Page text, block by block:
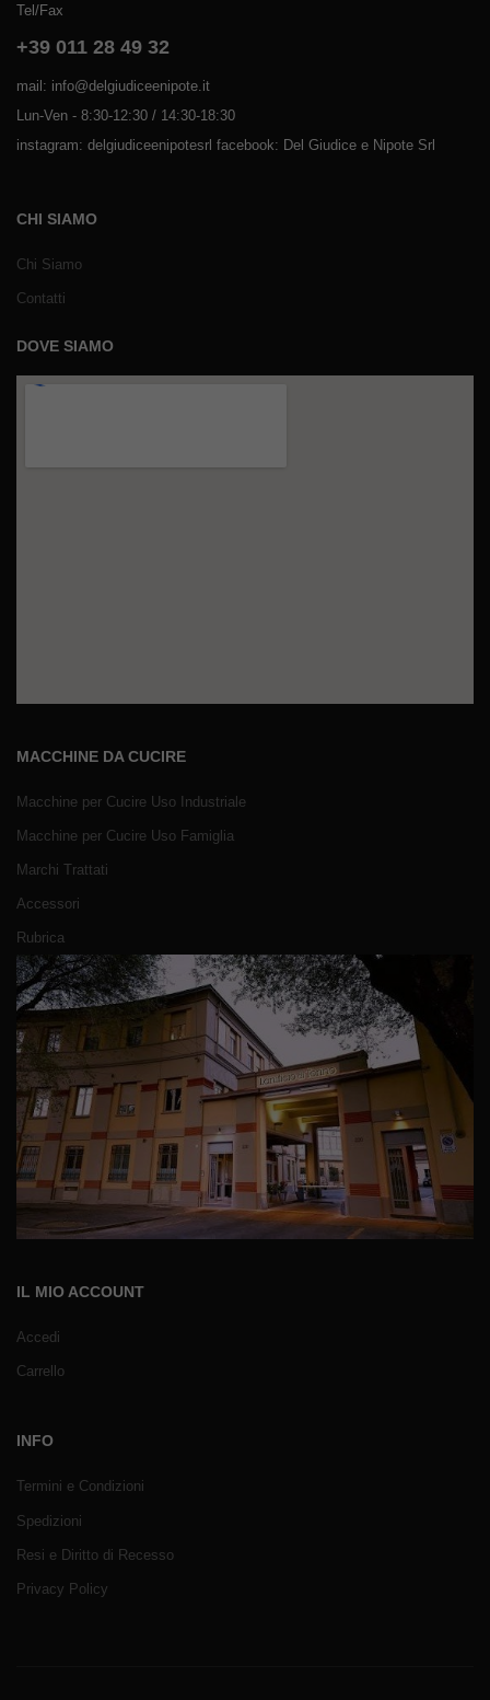
Tel/Fax
+39 011 28 49 32
mail: info@delgiudiceenipote.it
Lun-Ven - 8:30-12:30 / 14:30-18:30
instagram: delgiudiceenipotesrl facebook: Del Giudice e Nipote Srl
CHI SIAMO
Chi Siamo
Contatti
DOVE SIAMO
MACCHINE DA CUCIRE
Macchine per Cucire Uso Industriale
Macchine per Cucire Uso Famiglia
Marchi Trattati
Accessori
Rubrica
IL MIO ACCOUNT
Accedi
Carrello
INFO
Termini e Condizioni
Spedizioni
Resi e Diritto di Recesso
Privacy Policy